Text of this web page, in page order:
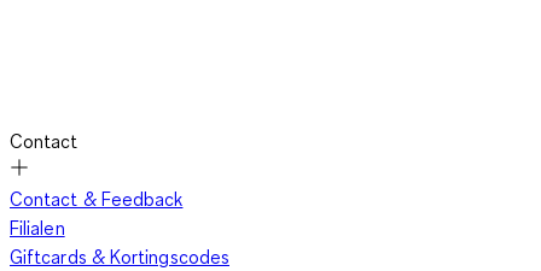
Contact
Contact & Feedback
Filialen
Giftcards & Kortingscodes